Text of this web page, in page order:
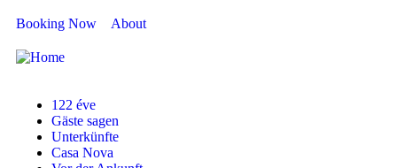
Booking Now About
122 éve
Gäste sagen
Unterkünfte
Casa Nova